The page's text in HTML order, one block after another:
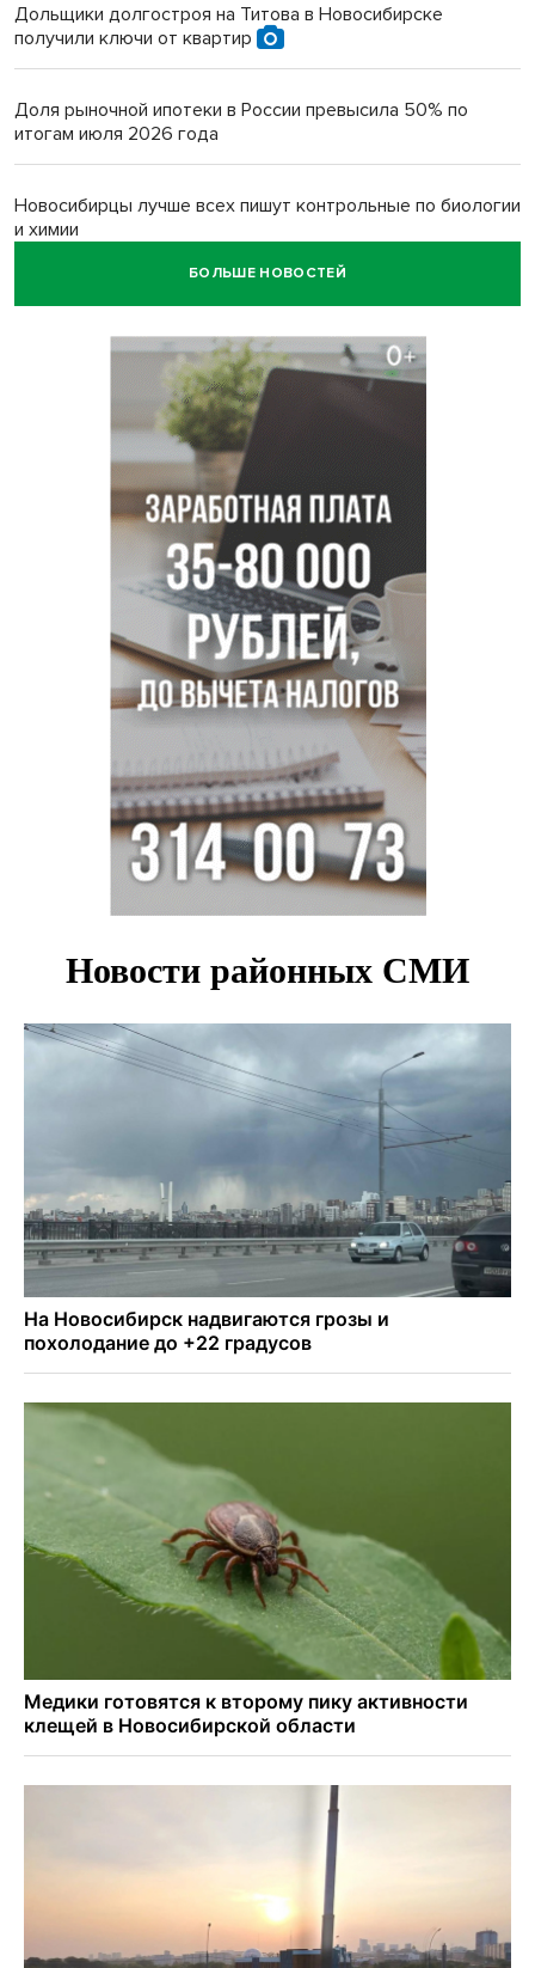
Дольщики долгостроя на Титова в Новосибирске
получили ключи от квартир
Доля рыночной ипотеки в России превысила 50% по
итогам июля 2026 года
Новосибирцы лучше всех пишут контрольные по биологии
и химии
БОЛЬШЕ НОВОСТЕЙ